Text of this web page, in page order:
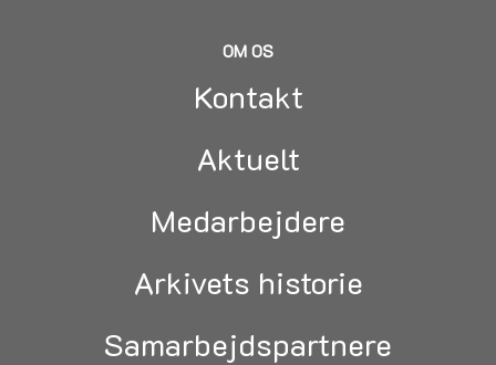
OM OS
Kontakt
Aktuelt
Medarbejdere
Arkivets historie
Samarbejdspartnere